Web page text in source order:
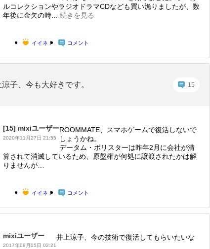
ルコレクションやラジオドラマCDなども買い漁りましたが、数
年後に金欠の時...
続きを見る
イイネ！ コメント
子、今も大好きです。 15
[15] mixiユーザー
2020年11月27日 21:55
ROOMMATE、スマホゲームで復活しないで
しょうかね。
データム・ポリスターは昨年2月に会社が清
算されて消滅しているため、原盤権が何処に譲渡されたかは解
りませんが…
イイネ！ コメント
mixiユーザー
2017年09月05日 02:21
井上涼子、今の技術で復活してもらいたいな